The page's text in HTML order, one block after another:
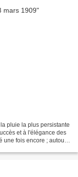
pluie la plus persistante
et à l'élégance des
fois encore ; autour